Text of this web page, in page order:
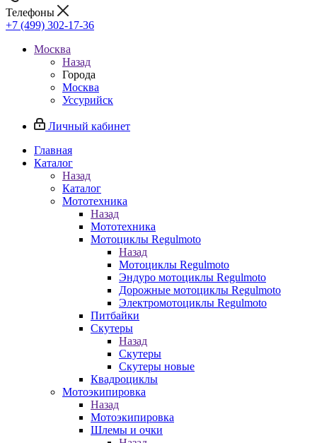
Телефоны
+7 (499) 302-17-36
Москва
Назад
Города
Москва
Уссурийск
Личный кабинет
Главная
Каталог
Назад
Каталог
Мототехника
Назад
Мототехника
Мотоциклы Regulmoto
Назад
Мотоциклы Regulmoto
Эндуро мотоциклы Regulmoto
Дорожные мотоциклы Regulmoto
Электромотоциклы Regulmoto
Питбайки
Скутеры
Назад
Скутеры
Скутеры новые
Квадроциклы
Мотоэкипировка
Назад
Мотоэкипировка
Шлемы и очки